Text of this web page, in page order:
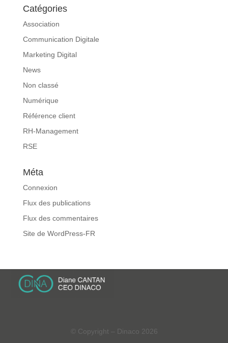
Catégories
Association
Communication Digitale
Marketing Digital
News
Non classé
Numérique
Référence client
RH-Management
RSE
Méta
Connexion
Flux des publications
Flux des commentaires
Site de WordPress-FR
© Copyright – Dinaco 2026